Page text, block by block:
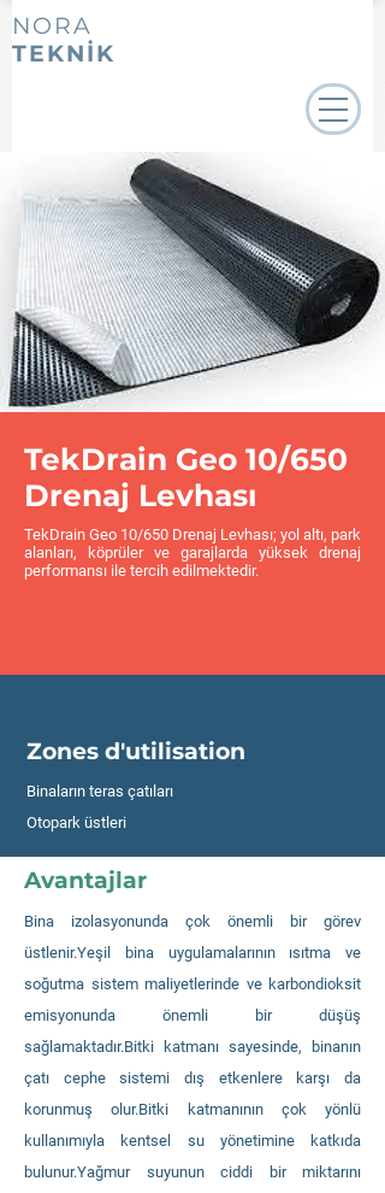
NORA
TEKNİK
TekDrain Geo 10/650
Drenaj Levhası
TekDrain Geo 10/650 Drenaj Levhası; yol altı, park
alanları, köprüler ve garajlarda yüksek drenaj
performansı ile tercih edilmektedir.
Zones d'utilisation
Binaların teras çatıları
Otopark üstleri
Avantajlar
Bina izolasyonunda çok önemli bir görev
üstlenir.Yeşil bina uygulamalarının ısıtma ve
soğutma sistem maliyetlerinde ve karbondioksit
emisyonunda önemli bir düşüş
sağlamaktadır.Bitki katmanı sayesinde, binanın
çatı cephe sistemi dış etkenlere karşı da
korunmuş olur.Bitki katmanının çok yönlü
kullanımıyla kentsel su yönetimine katkıda
bulunur.Yağmur suyunun ciddi bir miktarını